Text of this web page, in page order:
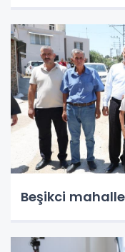
Beşikci